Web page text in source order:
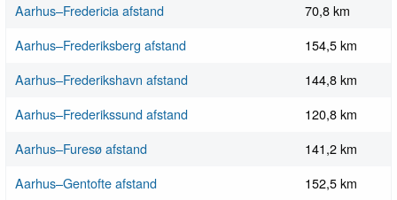
Aarhus–Fredericia afstand
70,8 km
Aarhus–Frederiksberg afstand
154,5 km
Aarhus–Frederikshavn afstand
144,8 km
Aarhus–Frederikssund afstand
120,8 km
Aarhus–Furesø afstand
141,2 km
Aarhus–Gentofte afstand
152,5 km